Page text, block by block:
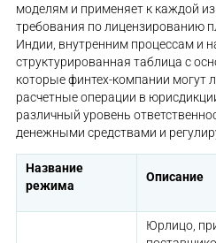
моделям и применяет к каждой
требования по лицензированию
Индии, внутренним процессам и
структурированная таблица с
которые финтех-компании могут
расчетные операции в
различный уровень
денежными средствами и
Название
режима
Описание
Юрлицо,